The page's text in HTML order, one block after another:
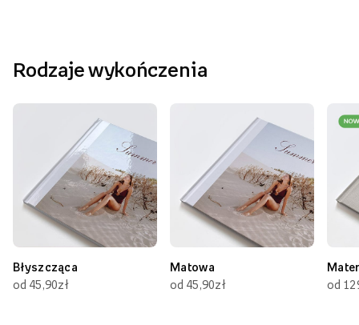
Rodzaje wykończenia
Błyszcząca
od 45,90zł
Matowa
od 45,90zł
od